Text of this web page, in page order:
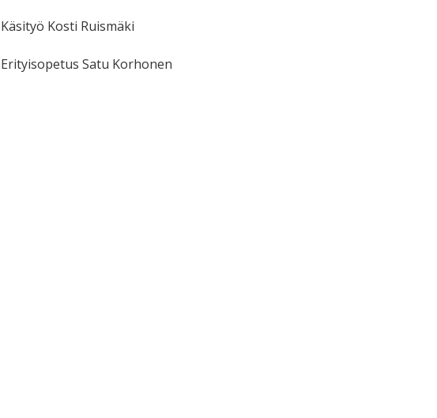
Käsityö Kosti Ruismäki
Erityisopetus Satu Korhonen